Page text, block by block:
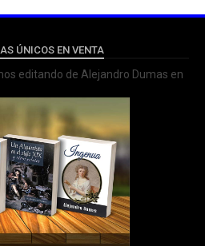
ÚNICOS EN VENTA
editando de Alejandro Dumas en